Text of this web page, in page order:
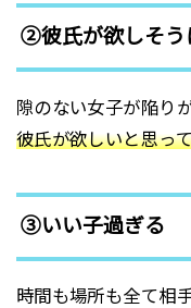
②彼氏が欲しそう
隙のない女子が陥りが
彼氏が欲しいと思っ
③いい子過ぎる
時間も場所も全て相